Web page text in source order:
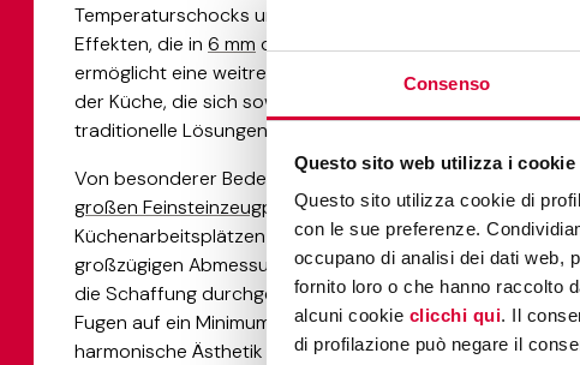
Consenso
Questo sito web utilizza i cookie
Questo sito utilizza cookie di
con le sue preferenze.
occupano di analisi dei dati web,
fornito loro o che hanno raccolto
alcuni cookie clicchi qui. Il
di profilazione può negare il
Temperaturschocks und Kratzer. Die Vielfalt an
Effekten, die in 6 mm dünnen Platten erhältlich sind,
ermöglicht eine weitreichende individuelle Gestaltung
der Küche, die sich sowohl an moderne als auch an
traditionelle Lösungen anpassen lässt.
Von besonderer Bedeutung ist die Einführung von
großen Feinsteinzeugplatten, die die Gestaltung von
Küchenarbeitsplätzen revolutioniert haben. Dank ihrer
großzügigen Abmessungen ermöglichen diese Platten
die Schaffung durchgehender Arbeitsflächen, die
Fugen auf ein Minimum reduzieren und eine saubere,
harmonische Ästhetik fördern. Dies ist in der Küche